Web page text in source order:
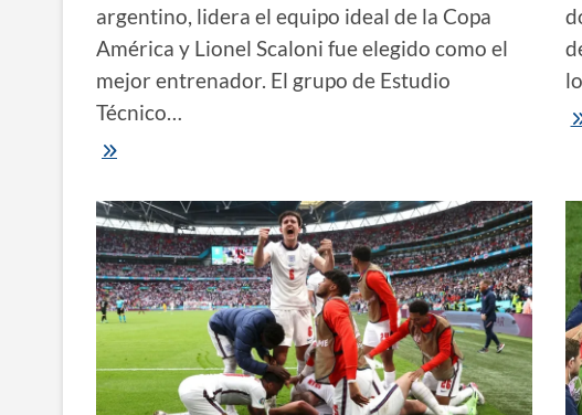
argentino, lidera el equipo ideal de la Copa
América y Lionel Scaloni fue elegido como el
mejor entrenador. El grupo de Estudio
Técnico…
Messi
tres
argentinos
integran
el
equipo
ideal
de
la
Copa
América;
cinco
los
el
su